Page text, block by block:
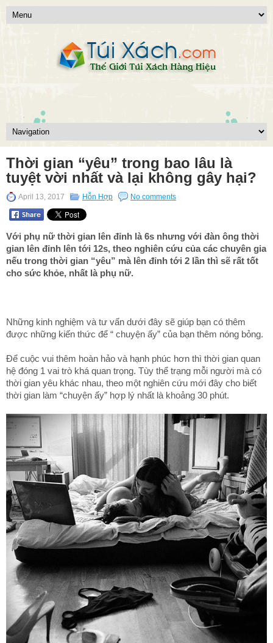
Thời gian “yêu” trong bao lâu là
tuyệt vời nhất và lại không gây hại?
April 13, 2017 Hỗn Hợp No comments
Với phụ nữ thời gian lên đỉnh là 6s nhưng với đàn ông thời
gian lên đỉnh lên tới 12s, theo nghiên cứu của các chuyên gia
nếu trong thời gian “yêu” mà lên đỉnh tới 2 lần thì sẽ rất tốt
cho sức khỏe, nhất là phụ nữ.
Những kinh nghiệm và tư vấn dưới đây sẽ giúp bạn có thêm
được những kiến thức để “ chuyện ấy” của bạn thêm nóng bỏng.
Để cuộc vui thêm hoàn hảo và hạnh phúc hơn thì thời gian quan
hệ đóng 1 vai trò khá quan trọng. Tùy thể trạng mỗi người mà có
thời gian yêu khác nhau, theo một nghiên cứu mới đây cho biết
thời gian làm “chuyện ấy” hợp lý nhất là khoảng 30 phút.